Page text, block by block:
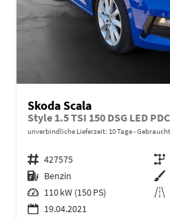
Skoda Scala
Style 1.5 TSI 150 DSG LED
unverbindliche Lieferzeit: 10 Tage
Fahrzeugnr. 427575 Getriebe
Kraftstoff Benzin Außenfarbe
Leistung 110 kW (150 PS) Kilometerstand
19.04.2021